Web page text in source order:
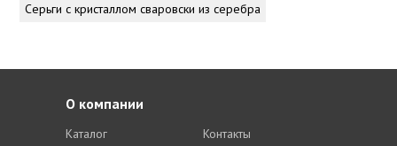
Серьги с кристаллом сваровски из серебра
О компании
Каталог
Контакты